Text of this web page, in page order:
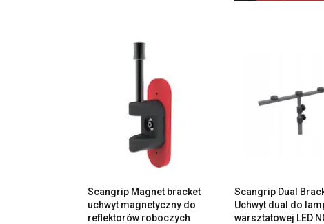
Scangrip Magnet bracket
uchwyt magnetyczny do
reflektorów roboczych
Scangrip Dual
Uchwyt dual do
warsztatowej LED